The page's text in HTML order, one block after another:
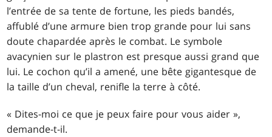
l’entrée de sa tente de fortune, les pieds bandés,
affublé d’une armure bien trop grande pour lui sans
doute chapardée après le combat. Le symbole
avacynien sur le plastron est presque aussi grand que
lui. Le cochon qu’il a amené, une bête gigantesque de
la taille d’un cheval, renifle la terre à côté.
« Dites-moi ce que je peux faire pour vous aider »,
demande-t-il.